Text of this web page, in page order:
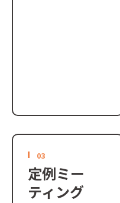
03
定例ミー
ティング